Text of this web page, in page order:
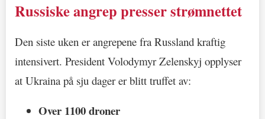
Russiske angrep presser strømnettet
Den siste uken er angrepene fra Russland kraftig
intensivert. President Volodymyr Zelenskyj opplyser
at Ukraina på sju dager er blitt truffet av:
Over 1100 droner